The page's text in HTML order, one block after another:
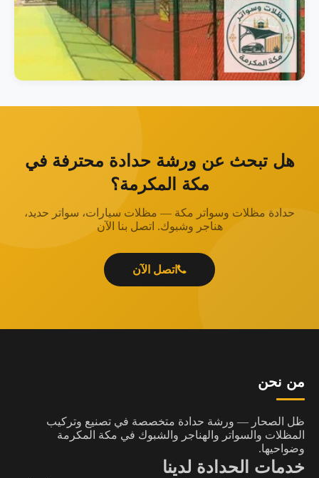
هل تبحث عن ورشة حدادة محترفة في
مكة المكرمة؟
حدادة مظلات وسواتر مكة — مظلات سيارات، سواتر حديد،
هناجر وشبوك. اتصل بنا الآن
اتصل الآن
من نحن
ظل الصحار — ورشة حدادة متخصصة في تصنيع وتركيب
المظلات والسواتر والهناجر والشبوك في مكة المكرمة
وضواحيها.
خدمات الحدادة لدينا